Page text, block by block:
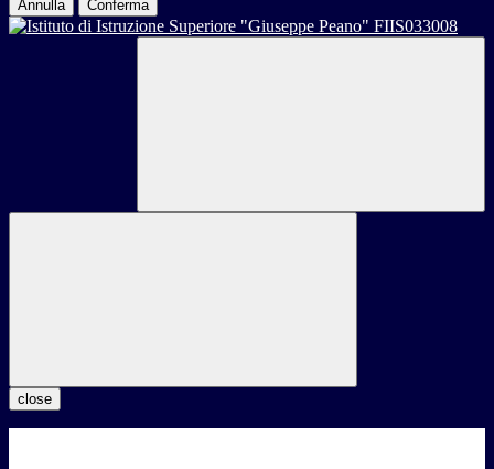
Annulla Conferma
close